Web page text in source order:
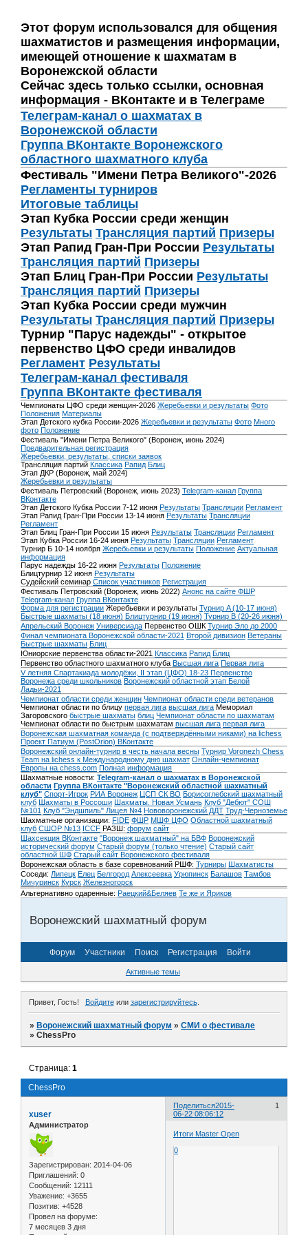
Этот форум использовался для общения
шахматистов и размещения информации,
имеющей отношение к шахматам в
Воронежской области
Сейчас здесь только ссылки, основная
информация - ВКонтакте и в Телеграме
Телеграм-канал о шахматах в
Воронежской области
Группа ВКонтакте Воронежского
областного шахматного клуба
Фестиваль "Имени Петра Великого"-2026
Регламенты турниров
Итоговые таблицы
Этап Кубка России среди женщин
Результаты Трансляция партий Призеры
Этап Рапид Гран-При России Результаты
Трансляция партий Призеры
Этап Блиц Гран-При России Результаты
Трансляция партий Призеры
Этап Кубка России среди мужчин
Результаты Трансляция партий Призеры
Турнир "Парус надежды" - открытое
первенство ЦФО среди инвалидов
Регламент Результаты
Телеграм-канал фестиваля
Группа ВКонтакте фестиваля
Чемпионаты ЦФО среди женщин-2026 Жеребьевки и результаты Фото
Положения Материалы
Этап Детского кубка России-2026 Жеребьевки и результаты Фото Много
фото Положение
Фестиваль "Имени Петра Великого" (Воронеж, июнь 2024)
Предварительная регистрация
Жеребьевки, результаты, списки заявок
Трансляция партий Классика Рапид Блиц
Этап ДКР (Воронеж, май 2024)
Жеребьевки и результаты
Фестиваль Петровский (Воронеж, июнь 2023) Telegram-канал Группа
ВКонтакте
Этап Детского Кубка России 7-12 июня Результаты Трансляции Регламент
Этап Рапид Гран-При России 13-14 июня Результаты Трансляции
Регламент
Этап Блиц Гран-При России 15 июня Результаты Трансляции Регламент
Этап Кубка России 16-24 июня Результаты Трансляции Регламент
Турнир Б 10-14 ноября Жеребьевки и результаты Положение Актуальная
информация
Парус надежды 16-22 июня Результаты Положение
Блицтурнир 12 июня Результаты
Судейский семинар Список участников Регистрация
Фестиваль Петровский (Воронеж, июнь 2022) Анонс на сайте ФШР
Telegram-канал Группа ВКонтакте
Форма для регистрации Жеребьевки и результаты Турнир A (10-17 июня)
Быстрые шахматы (18 июня) Блицтурнир (19 июня) Турнир B (20-26 июня)
Апрельский Воронеж Универсиада Первенство ОШК Турнир Эло до 2000
Финал чемпионата Воронежской области-2021 Второй дивизион Ветераны
Быстрые шахматы Блиц
Юниорские первенства области-2021 Классика Рапид Блиц
Первенство областного шахматного клуба Высшая лига Первая лига
V летняя Спартакиада молодёжи, II этап (ЦФО) 18-23 Первенство
Воронежа среди школьников Воронежский областной этап Белой
Ладьи-2021
Чемпионат области среди женщин Чемпионат области среди ветеранов
Чемпионат области по блицу первая лига высшая лига Мемориал
Загоровского быстрые шахматы блиц Чемпионат области по шахматам
Чемпионат области по быстрым шахматам высшая лига первая лига
Воронежская шахматная команда (с подтверждёнными никами) на lichess
Проект Патиум (PostOrion) ВКонтакте
Воронежский онлайн-турнир в честь начала весны Турнир Voronezh Chess
Team на lichess к Международному дню шахмат Онлайн-чемпионат
Европы на chess.com Полная информация
Шахматные новости: Telegram-канал о шахматах в Воронежской
области Группа ВКонтакте "Воронежский областной шахматный
клуб" Спорт-Игрок РИА Воронеж ЦСП СК ВО Борисоглебский шахматный
клуб Шахматы в Россоши Шахматы. Новая Усмань Клуб "Дебют" СОШ
№101 Клуб "Эндшпиль" Лицея №4 Нововоронежский ДДТ Труд-Черноземье
Шахматные организации: FIDE ФШР МШФ ЦФО Областной шахматный
клуб СШОР №13 ICCF РАЗШ: форум сайт
Шахсекция ВКонтакте "Воронеж шахматный" на БВФ Воронежский
исторический форум Cтарый форум (только чтение) Старый сайт
областной ШФ Старый сайт Воронежского фестиваля
Воронежская область в базе соревнований РШФ: Турниры Шахматисты
Соседи: Липецк Елец Белгород Алексеевка Урюпинск Балашов Тамбов
Мичуринск Курск Железногорск
Альтернативно одаренные: Раецкий&Беляев Те же и Яриков
Воронежский шахматный форум
Форум Участники Поиск Регистрация Войти
Активные темы
Привет, Гость! Войдитеили зарегистрируйтесь.
»Воронежский шахматный форум »СМИ о фестивале
»ChessPro
ChessPro
Страница:1
Поделиться 1
2015-
06-22 08:06:12
xuser
Администратор
Зарегистрирован: 2014-04-06
Приглашений: 0
Сообщений: 12111
Уважение: +3655
Позитив: +4528
Провел на форуме:
7 месяцев 3 дня
Итоги Master Open
0